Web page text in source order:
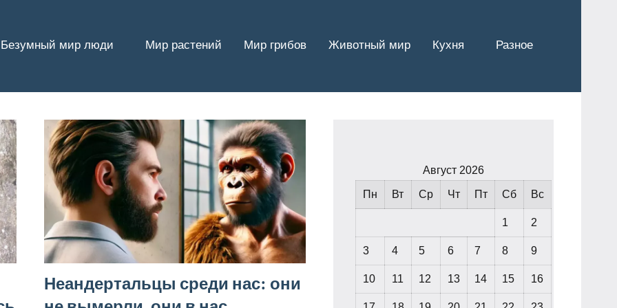
Безумный мир люди Мир растений Мир грибов Животный мир Кухня Разное
Неандертальцы среди нас: они
Август 2026
Пн Вт Ср Чт Пт Сб Вс
1 2
3 4 5 6 7 8 9
10 11 12 13 14 15 16